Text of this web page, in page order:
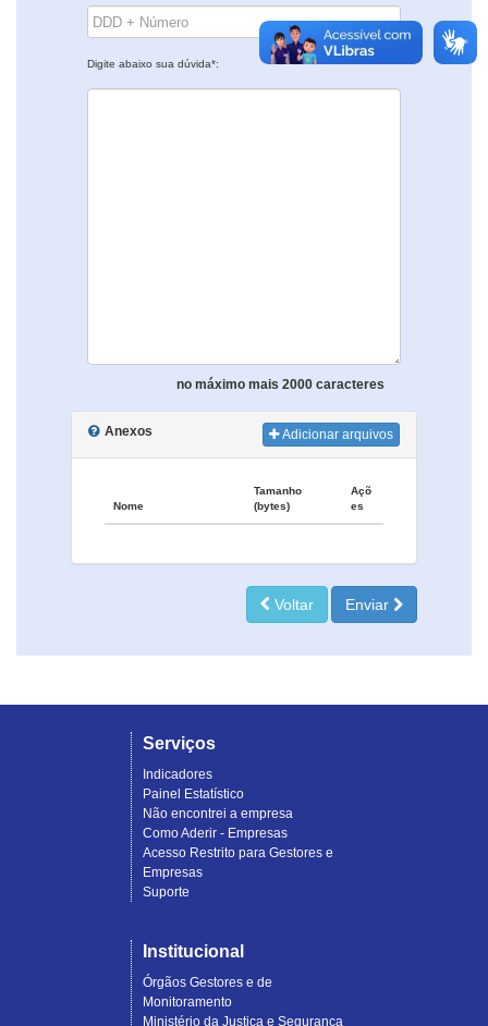
Digite abaixo sua dúvida*:
no máximo mais 2000 caracteres
Anexos Adicionar arquivos
Nome
Tamanho
(bytes)
Açõ
es
Voltar Enviar
Serviços
Indicadores
Painel Estatístico
Não encontrei a empresa
Como Aderir - Empresas
Acesso Restrito para Gestores e
Empresas
Suporte
Institucional
Órgãos Gestores e de
Monitoramento
Ministério da Justiça e Segurança